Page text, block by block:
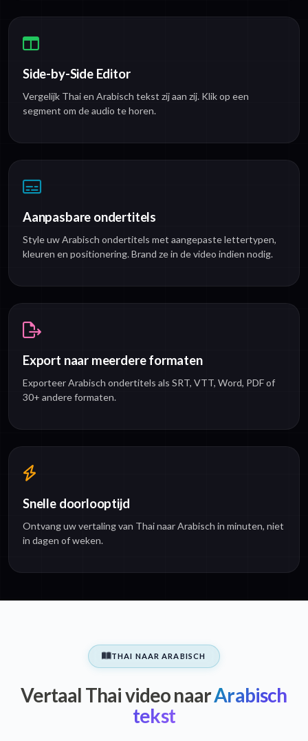
Side-by-Side Editor
Vergelijk Thai en Arabisch tekst zij aan zij. Klik op een
segment om de audio te horen.
Aanpasbare ondertitels
Style uw Arabisch ondertitels met aangepaste lettertypen,
kleuren en positionering. Brand ze in de video indien nodig.
Export naar meerdere formaten
Exporteer Arabisch ondertitels als SRT, VTT, Word, PDF of
30+ andere formaten.
Snelle doorlooptijd
Ontvang uw vertaling van Thai naar Arabisch in minuten, niet
in dagen of weken.
THAI NAAR ARABISCH
Vertaal Thai video naarArabisch
tekst